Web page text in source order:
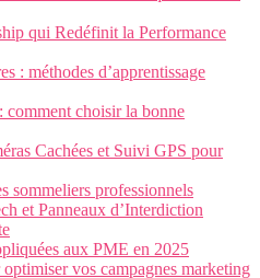
qui Redéfinit la Performance
: méthodes d’apprentissage
comment choisir la bonne
Cachées et Suivi GPS pour
sommeliers professionnels
et Panneaux d’Interdiction
aux PME en 2025
vos campagnes marketing